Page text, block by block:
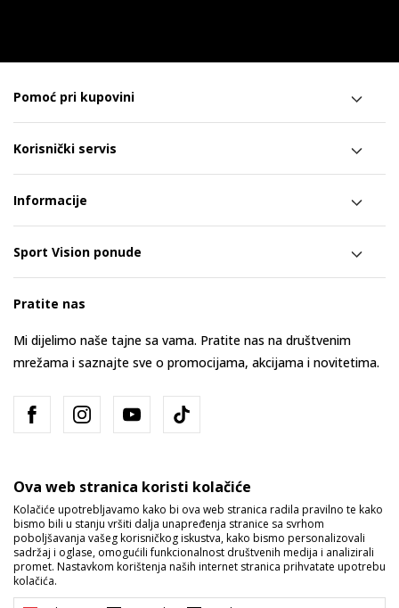
Pomoć pri kupovini
Korisnički servis
Informacije
Sport Vision ponude
Pratite nas
Mi dijelimo naše tajne sa vama. Pratite nas na društvenim
mrežama i saznajte sve o promocijama, akcijama i novitetima.
Bosna i Hercegovina Promijenite
Ova web stranica koristi kolačiće
Kolačiće upotrebljavamo kako bi ova web stranica radila pravilno te kako
bismo bili u stanju vršiti dalja unapređenja stranice sa svrhom
poboljšavanja vašeg korisničkog iskustva, kako bismo personalizovali
sadržaj i oglase, omogućili funkcionalnost društvenih medija i analizirali
promet. Nastavkom korištenja naših internet stranica prihvatate upotrebu
kolačića.